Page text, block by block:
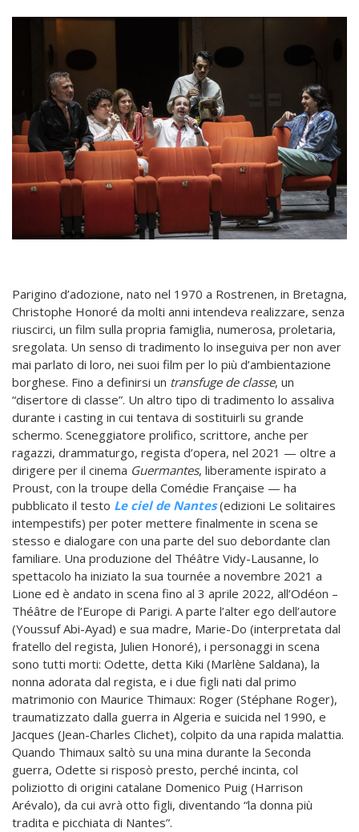
Parigino d’adozione, nato nel 1970 a Rostrenen, in Bretagna,
Christophe Honoré da molti anni intendeva realizzare, senza
riuscirci, un film sulla propria famiglia, numerosa, proletaria,
sregolata. Un senso di tradimento lo inseguiva per non aver
mai parlato di loro, nei suoi film per lo più d’ambientazione
borghese. Fino a definirsi un transfuge de classe, un
“disertore di classe”. Un altro tipo di tradimento lo assaliva
durante i casting in cui tentava di sostituirli su grande
schermo. Sceneggiatore prolifico, scrittore, anche per
ragazzi, drammaturgo, regista d’opera, nel 2021 — oltre a
dirigere per il cinema Guermantes, liberamente ispirato a
Proust, con la troupe della Comédie Française — ha
pubblicato il testo Le ciel de Nantes(edizioni Le solitaires
intempestifs) per poter mettere finalmente in scena se
stesso e dialogare con una parte del suo debordante clan
familiare. Una produzione del Théâtre Vidy-Lausanne, lo
spettacolo ha iniziato la sua tournée a novembre 2021 a
Lione ed è andato in scena fino al 3 aprile 2022, all’Odéon –
Théâtre de l’Europe di Parigi. A parte l’alter ego dell’autore
(Youssuf Abi-Ayad) e sua madre, Marie-Do (interpretata dal
fratello del regista, Julien Honoré), i personaggi in scena
sono tutti morti: Odette, detta Kiki (Marlène Saldana), la
nonna adorata dal regista, e i due figli nati dal primo
matrimonio con Maurice Thimaux: Roger (Stéphane Roger),
traumatizzato dalla guerra in Algeria e suicida nel 1990, e
Jacques (Jean-Charles Clichet), colpito da una rapida malattia.
Quando Thimaux saltò su una mina durante la Seconda
guerra, Odette si risposò presto, perché incinta, col
poliziotto di origini catalane Domenico Puig (Harrison
Arévalo), da cui avrà otto figli, diventando “la donna più
tradita e picchiata di Nantes”.